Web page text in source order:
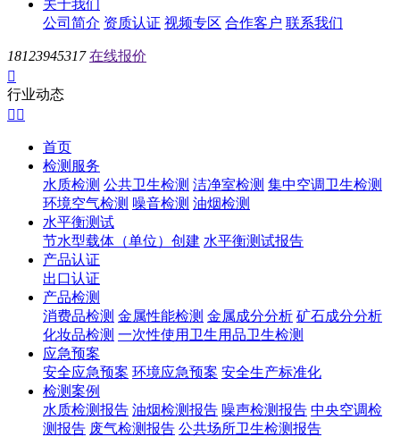
关于我们
公司简介 资质认证 视频专区 合作客户 联系我们
18123945317 在线报价

行业动态
 
首页
检测服务
水质检测 公共卫生检测 洁净室检测 集中空调卫生检测
环境空气检测 噪音检测 油烟检测
水平衡测试
节水型载体（单位）创建 水平衡测试报告
产品认证
出口认证
产品检测
消费品检测 金属性能检测 金属成分分析 矿石成分分析
化妆品检测 一次性使用卫生用品卫生检测
应急预案
安全应急预案 环境应急预案 安全生产标准化
检测案例
水质检测报告 油烟检测报告 噪声检测报告 中央空调检
测报告 废气检测报告 公共场所卫生检测报告